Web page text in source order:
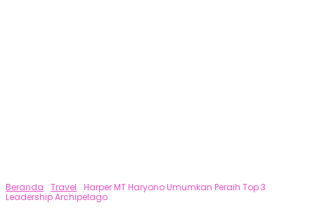
Beranda Travel
Harper MT Haryono Umumkan Peraih Top 3
Leadership Archipelago